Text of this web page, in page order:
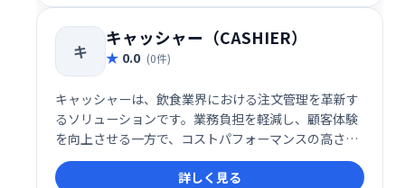
キ
キャッシャー（CASHIER）
0.0 (0件)
キャッシャーは、飲食業界における注文管理を革新す
るソリューションです。業務負担を軽減し、顧客体験
を向上させる一方で、コストパフォーマンスの高さも
実現しています。これからの店舗運営を効率化する一
手として、導入を検討する価値があるサービスです。
詳しく見る